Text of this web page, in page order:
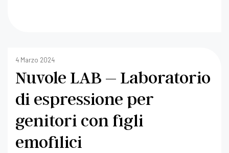
4 Marzo 2024
Nuvole LAB – Laboratorio
di espressione per
genitori con figli
emofilici